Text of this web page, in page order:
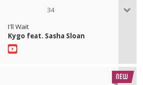
34
I'll Wait
Kygo feat. Sasha Sloan